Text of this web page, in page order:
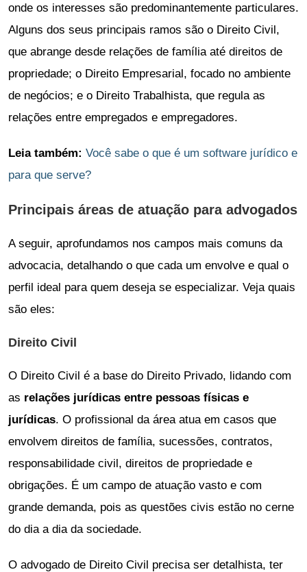
onde os interesses são predominantemente particulares.
Alguns dos seus principais ramos são o Direito Civil,
que abrange desde relações de família até direitos de
propriedade; o Direito Empresarial, focado no ambiente
de negócios; e o Direito Trabalhista, que regula as
relações entre empregados e empregadores.
Leia também: Você sabe o que é um software jurídico e
para que serve?
Principais áreas de atuação para advogados
A seguir, aprofundamos nos campos mais comuns da
advocacia, detalhando o que cada um envolve e qual o
perfil ideal para quem deseja se especializar. Veja quais
são eles:
Direito Civil
O Direito Civil é a base do Direito Privado, lidando com
as relações jurídicas entre pessoas físicas e
jurídicas. O profissional da área atua em casos que
envolvem direitos de família, sucessões, contratos,
responsabilidade civil, direitos de propriedade e
obrigações. É um campo de atuação vasto e com
grande demanda, pois as questões civis estão no cerne
do dia a dia da sociedade.
O advogado de Direito Civil precisa ser detalhista, ter